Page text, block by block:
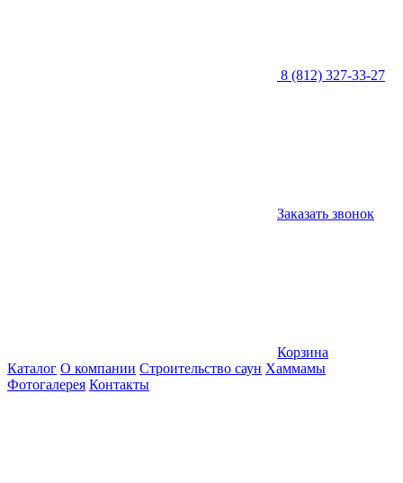
8 (812) 327-33-27
Заказать звонок
Корзина
Каталог О компании Строительство саун Хаммамы
Фотогалерея Контакты